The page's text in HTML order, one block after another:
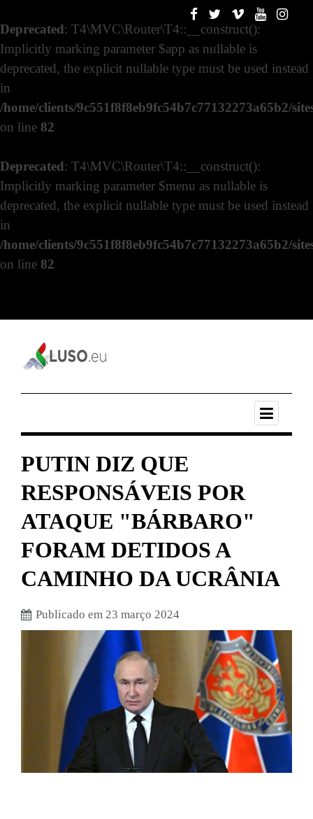
Deprecated: T4\MVC\Router\T4::__construct():
Implicitly marking parameter $app as nullable is
deprecated, the explicit nullable type must be used instead
in
/home/clients/9c551f8f8eb9fc54b7c77132273a65b2/
on line 82
Deprecated: T4\MVC\Router\T4::__construct():
Implicitly marking parameter $menu as nullable is
deprecated, the explicit nullable type must be used instead
in
/home/clients/9c551f8f8eb9fc54b7c77132273a65b2/
on line 82
PUTIN DIZ QUE
RESPONSÁVEIS POR
ATAQUE "BÁRBARO"
FORAM DETIDOS A
CAMINHO DA UCRÂNIA
Publicado em 23 março 2024